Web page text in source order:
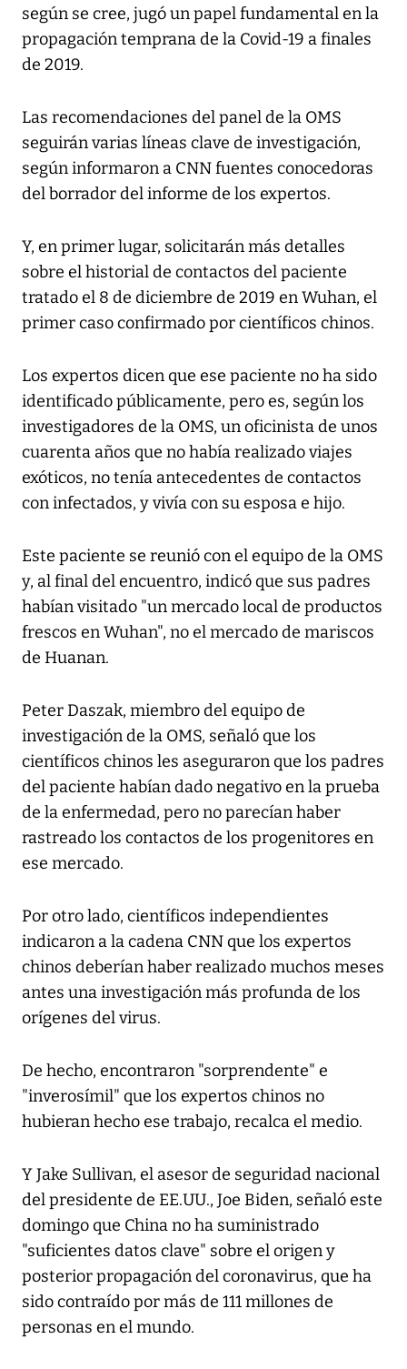
según se cree, jugó un papel fundamental en la
propagación temprana de la Covid-19 a finales
de 2019.
Las recomendaciones del panel de la OMS
seguirán varias líneas clave de investigación,
según informaron a CNN fuentes conocedoras
del borrador del informe de los expertos.
Y, en primer lugar, solicitarán más detalles
sobre el historial de contactos del paciente
tratado el 8 de diciembre de 2019 en Wuhan, el
primer caso confirmado por científicos chinos.
Los expertos dicen que ese paciente no ha sido
identificado públicamente, pero es, según los
investigadores de la OMS, un oficinista de unos
cuarenta años que no había realizado viajes
exóticos, no tenía antecedentes de contactos
con infectados, y vivía con su esposa e hijo.
Este paciente se reunió con el equipo de la OMS
y, al final del encuentro, indicó que sus padres
habían visitado "un mercado local de productos
frescos en Wuhan", no el mercado de mariscos
de Huanan.
Peter Daszak, miembro del equipo de
investigación de la OMS, señaló que los
científicos chinos les aseguraron que los padres
del paciente habían dado negativo en la prueba
de la enfermedad, pero no parecían haber
rastreado los contactos de los progenitores en
ese mercado.
Por otro lado, científicos independientes
indicaron a la cadena CNN que los expertos
chinos deberían haber realizado muchos meses
antes una investigación más profunda de los
orígenes del virus.
De hecho, encontraron "sorprendente" e
"inverosímil" que los expertos chinos no
hubieran hecho ese trabajo, recalca el medio.
Y Jake Sullivan, el asesor de seguridad nacional
del presidente de EE.UU., Joe Biden, señaló este
domingo que China no ha suministrado
"suficientes datos clave" sobre el origen y
posterior propagación del coronavirus, que ha
sido contraído por más de 111 millones de
personas en el mundo.